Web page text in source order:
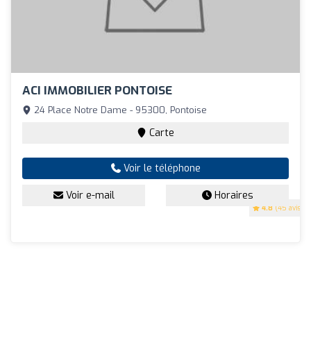
ACI IMMOBILIER PONTOISE
4.8 (45 avis)
24 Place Notre Dame - 95300, Pontoise
Carte
Voir le téléphone
Voir e-mail Horaires